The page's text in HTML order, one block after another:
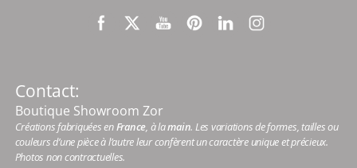
Contact:
Boutique Showroom Zor
Créations fabriquées enFrance, à lamain. Les variations de formes, tailles ou
couleurs d’une pièce à l’autre leur confèrent un caractère unique et précieux.
Photos non contractuelles.